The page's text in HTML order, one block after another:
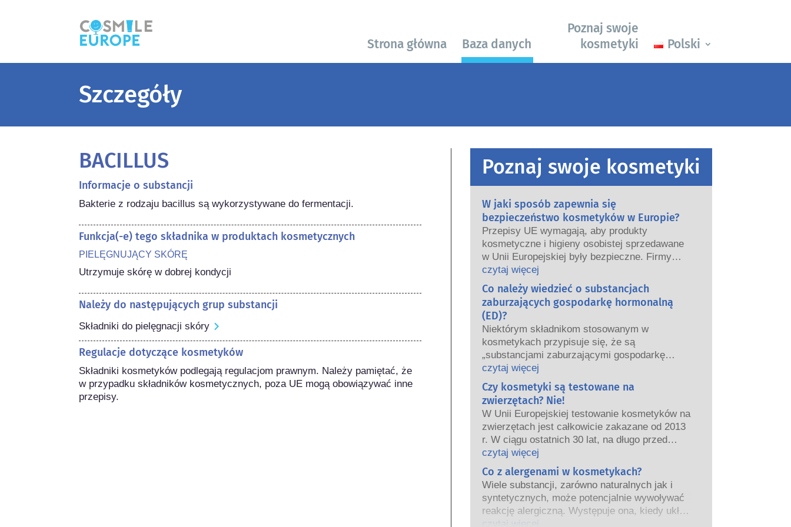
Strona główna Baza danych
Poznaj swoje
kosmetyki
Polski
Szczegóły
BACILLUS
Informacje o substancji
Bakterie z rodzaju bacillus są wykorzystywane do fermentacji.
Funkcja(-e) tego składnika w produktach kosmetycznych
PIELĘGNUJĄCY SKÓRĘ
Utrzymuje skórę w dobrej kondycji
Należy do następujących grup substancji
Składniki do pielęgnacji skóry
Regulacje dotyczące kosmetyków
Składniki kosmetyków podlegają regulacjom prawnym. Należy pamiętać, że
w przypadku składników kosmetycznych, poza UE mogą obowiązywać inne
przepisy.
Poznaj swoje kosmetyki
W jaki sposób zapewnia się
bezpieczeństwo kosmetyków w Europie?
Przepisy UE wymagają, aby produkty
kosmetyczne i higieny osobistej sprzedawane
w Unii Europejskiej były bezpieczne. Firmy
oraz krajowe i europejskie organy regulacyjne
wspólnie ponoszą odpowiedzialność za
bezpieczeństwo produktów kosmetycznych.
czytaj więcej
Co należy wiedzieć o substancjach
zaburzających gospodarkę hormonalną
(ED)?
Niektórym składnikom stosowanym w
kosmetykach przypisuje się, że są
„substancjami zaburzającymi gospodarkę
hormonalną”, ponieważ mogą naśladować
niektóre właściwości naszych hormonów.
Tylko dlatego, że coś może naśladować
hormon, nie oznacza to, że zakłóci prawidłowe
funkcjonowanie układu hormonalnego.
Wiele substancji, w tym te naturalne, naśladuje
hormony. Bardzo niewiele substancji jednak, a
są to głównie leki o silnym działaniu, ma
potwierdzone działanie powodujące zaburzenia
układu hormonalnego.
Rygorystyczne oceny bezpieczeństwa
produktów przeprowadzane przez
wykwalifikowanych ekspertów naukowych, do
czytaj więcej
Czy kosmetyki są testowane na
zwierzętach? Nie!
W Unii Europejskiej testowanie kosmetyków na
zwierzętach jest całkowicie zakazane od 2013
r. W ciągu ostatnich 30 lat, na długo przed
wprowadzeniem zakazu, przemysł
kosmetyczny inwestował w badania i rozwój,
tak aby stworzyć pionierskie alternatywy dla
testowania na zwierzętach w celu oceny
bezpieczeństwa składników i produktów
kosmetycznych.
czytaj więcej
Co z alergenami w kosmetykach?
Wiele substancji, zarówno naturalnych jak i
syntetycznych, może potencjalnie wywoływać
reakcję alergiczną. Występuje ona, kiedy układ
odpornościowy danej osoby zareaguje na
czytaj więcej